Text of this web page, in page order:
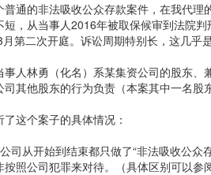
普通的非法吸收公众存款案件，在我代
短，从当事人2016年被取保候审到法院
第二次开庭。诉讼周期特别长，这几乎
事人林勇（化名）系某集资公司的股东
司其他股东的行为负责（本案其中一名股
了这个案子的具体情况：
司从开始到结束都只做了“非法吸收公
按照公司犯罪来对待。（具体区别可以参